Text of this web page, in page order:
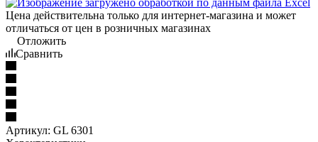
Цена действительна только для интернет-магазина и может
отличаться от цен в розничных магазинах
Отложить
Сравнить
Артикул: GL 6301